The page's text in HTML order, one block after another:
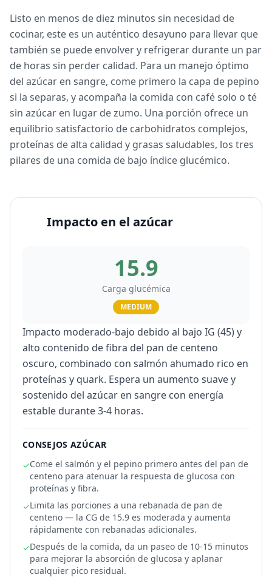
Listo en menos de diez minutos sin necesidad de
cocinar, este es un auténtico desayuno para llevar que
también se puede envolver y refrigerar durante un par
de horas sin perder calidad. Para un manejo óptimo
del azúcar en sangre, come primero la capa de pepino
si la separas, y acompaña la comida con café solo o té
sin azúcar en lugar de zumo. Una porción ofrece un
equilibrio satisfactorio de carbohidratos complejos,
proteínas de alta calidad y grasas saludables, los tres
pilares de una comida de bajo índice glucémico.
Impacto en el azúcar
15.9
Carga glucémica
MEDIUM
Impacto moderado-bajo debido al bajo IG (45) y
alto contenido de fibra del pan de centeno
oscuro, combinado con salmón ahumado rico en
proteínas y quark. Espera un aumento suave y
sostenido del azúcar en sangre con energía
estable durante 3-4 horas.
CONSEJOS AZÚCAR
✓Come el salmón y el pepino primero antes del pan de
centeno para atenuar la respuesta de glucosa con
proteínas y fibra.
✓Limita las porciones a una rebanada de pan de
centeno — la CG de 15.9 es moderada y aumenta
rápidamente con rebanadas adicionales.
✓Después de la comida, da un paseo de 10-15 minutos
para mejorar la absorción de glucosa y aplanar
cualquier pico residual.